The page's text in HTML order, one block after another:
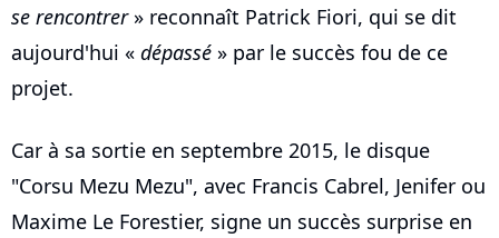
se rencontrer» reconnaît Patrick Fiori, qui se dit
aujourd'hui « dépassé » par le succès fou de ce
projet.
Car à sa sortie en septembre 2015, le disque
"Corsu Mezu Mezu", avec Francis Cabrel, Jenifer ou
Maxime Le Forestier, signe un succès surprise en